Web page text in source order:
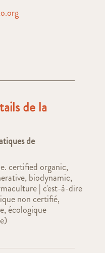
de la
de
certified organic,
biodynamic,
| c'est-à-dire
non certifié,
écologique